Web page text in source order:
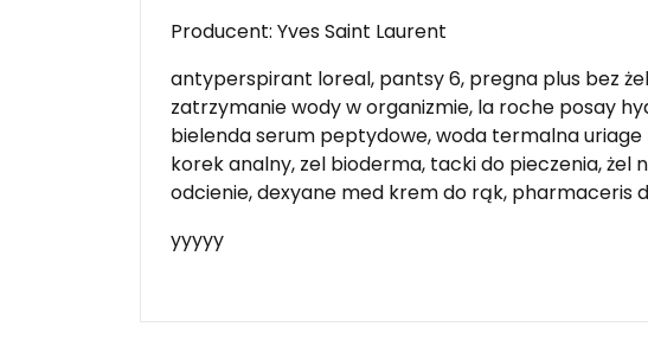
Producent: Yves Saint Laurent
antyperspirant loreal, pantsy 6, pregna plus bez
zatrzymanie wody w organizmie, la roche posay
bielenda serum peptydowe, woda termalna
korek analny, zel bioderma, tacki do pieczenia,
odcienie, dexyane med krem do rąk, pharmaceris
yyyyy